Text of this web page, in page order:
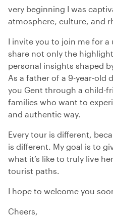
very beginning I was
atmosphere, culture, and
I invite you to join me for a
share not only the
personal insights shaped
As a father of a 9-year-old
you Gent through a child-
families who want to
and authentic way.
Every tour is different,
is different. My goal is to
what it’s like to truly live
tourist paths.
I hope to welcome you
Cheers,